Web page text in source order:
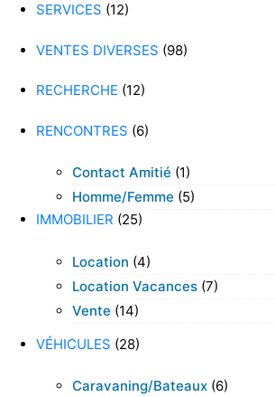
SERVICES (12)
VENTES DIVERSES (98)
RECHERCHE (12)
RENCONTRES (6)
Contact Amitié (1)
Homme/femme (5)
IMMOBILIER (25)
Location (4)
Location Vacances (7)
Vente (14)
VÉHICULES (28)
Caravaning/bateaux (6)